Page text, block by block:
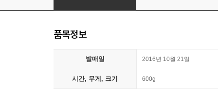
품목정보
발매일 2016년 10월 21일
시간, 무게, 크기 600g